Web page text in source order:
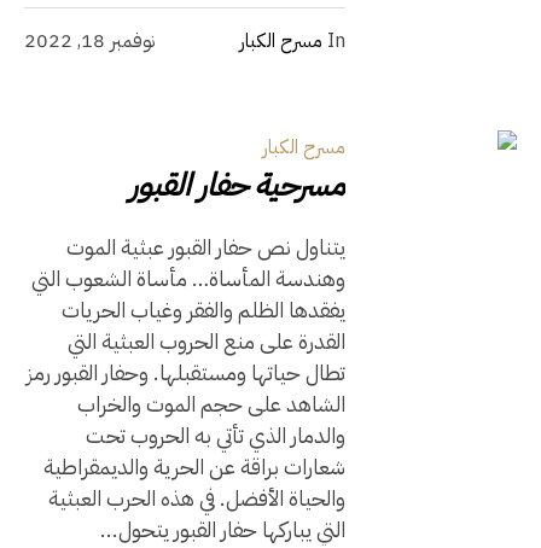
نوفمبر 18, 2022 In مسرح الكبار
مسرح الكبار
مسرحية حفار القبور
يتناول نص حفار القبور عبثية الموت
وهندسة المأساة… مأساة الشعوب التي
يفقدها الظلم والفقر وغياب الحريات
القدرة على منع الحروب العبثية التي
تطال حياتها ومستقبلها. وحفار القبور رمز
الشاهد على حجم الموت والخراب
والدمار الذي تأتي به الحروب تحت
شعارات براقة عن الحرية والديمقراطية
والحياة الأفضل. في هذه الحرب العبثية
التي يباركها حفار القبور يتحول...